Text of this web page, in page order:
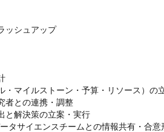
ッシュアップ
・マイルストーン・予算・リソース）の
者との連携・調整
と解決策の立案・実行
タサイエンスチームとの情報共有・合意